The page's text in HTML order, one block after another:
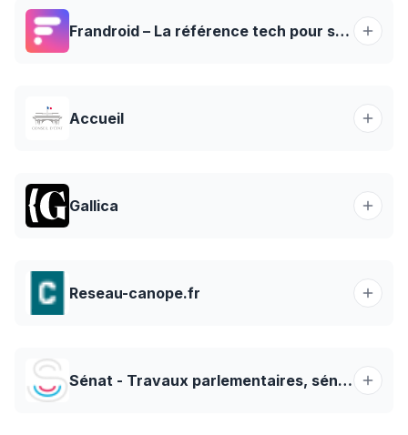
Frandroid – La référence tech pour s’informer, comparer et bien acheter
Accueil
Gallica
Reseau-canope.fr
Sénat - Travaux parlementaires, sénateurs, Parlement | Sénat